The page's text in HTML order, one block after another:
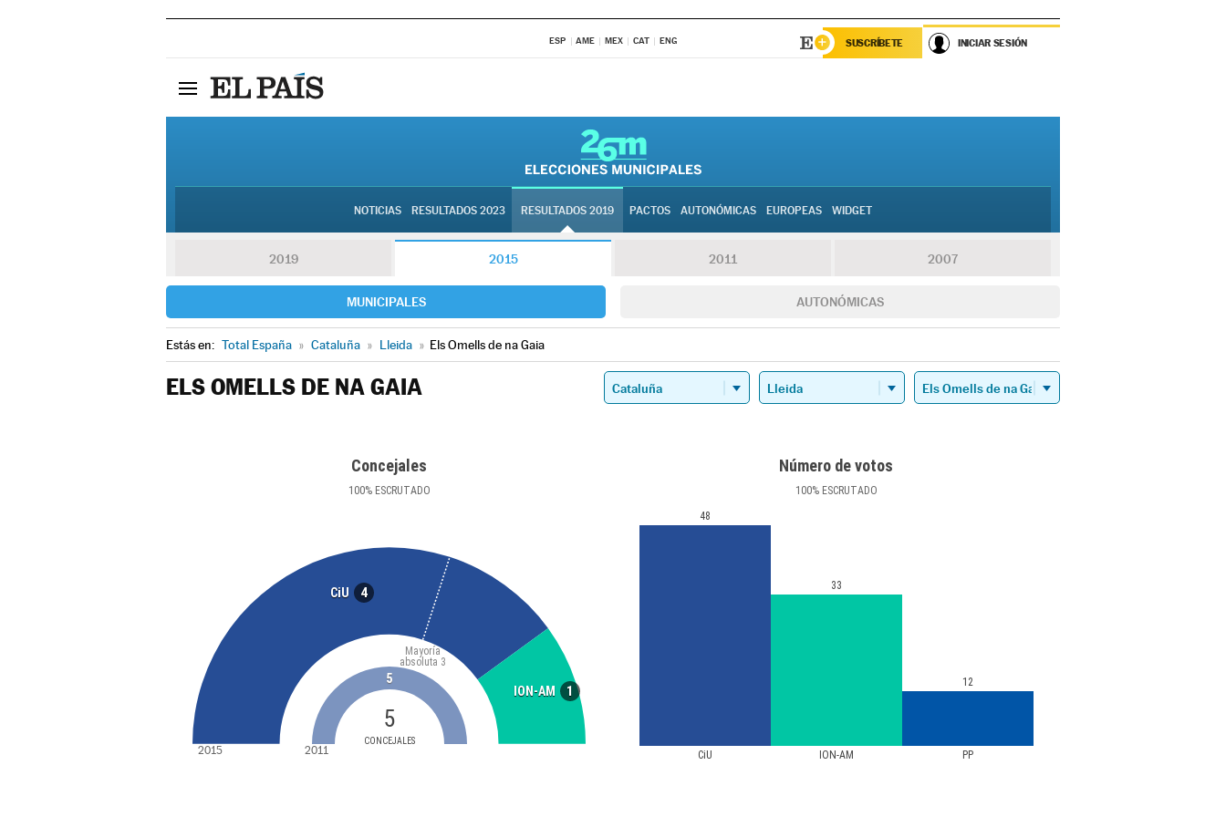
ESP AME MEX CAT ENG SUSCRÍBETE INICIAR SESIÓN
NOTICIAS RESULTADOS 2023 RESULTADOS 2019 PACTOS AUTONÓMICAS EUROPEAS WIDGET
2019 2015 2011 2007
MUNICIPALES AUTONÓMICAS
Estás en: Total España » Cataluña » Lleida » Els Omells de na Gaia
ELS OMELLS DE NA GAIA
Concejales
100%ESCRUTADO
CiU 4
ION-AM 1
5
CONCEJALES
Mayoría
absoluta 3
5
2015 2011
Número de votos
100%ESCRUTADO
CiU ION-AM PP
48
33
12